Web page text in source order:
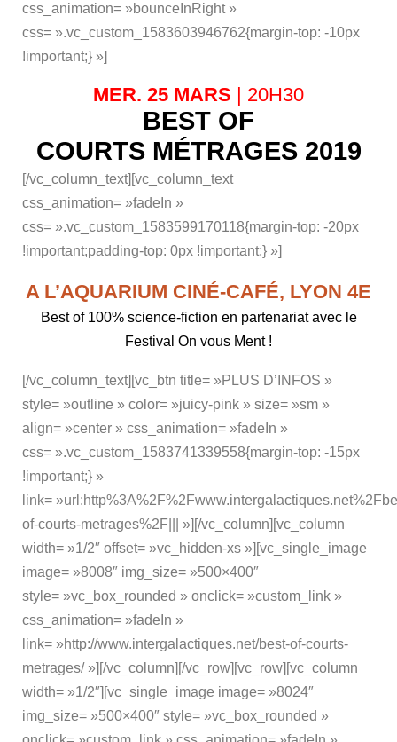
css_animation= »bounceInRight »
css= ».vc_custom_1583603946762{margin-top: -10px
!important;} »]
MER. 25 MARS | 20H30
BEST OF
COURTS MÉTRAGES 2019
[/vc_column_text][vc_column_text
css_animation= »fadeIn »
css= ».vc_custom_1583599170118{margin-top: -20px
!important;padding-top: 0px !important;} »]
A L’AQUARIUM CINÉ-CAFÉ, LYON 4E
Best of 100% science-fiction en partenariat avec le
Festival On vous Ment !
[/vc_column_text][vc_btn title= »PLUS D’INFOS »
style= »outline » color= »juicy-pink » size= »sm »
align= »center » css_animation= »fadeIn »
css= ».vc_custom_1583741339558{margin-top: -15px
!important;} »
link=
of-courts-metrages%2F||| »][/vc_column][vc_column
width= »1/2″ offset= »vc_hidden-xs »][vc_single_image
image= »8008″ img_size= »500×400″
style= »vc_box_rounded » onclick= »custom_link »
css_animation= »fadeIn »
link= »http://www.intergalactiques.net/best-of-courts-
metrages/ »][/vc_column][/vc_row][vc_row][vc_column
width= »1/2″][vc_single_image image= »8024″
img_size= »500×400″ style= »vc_box_rounded »